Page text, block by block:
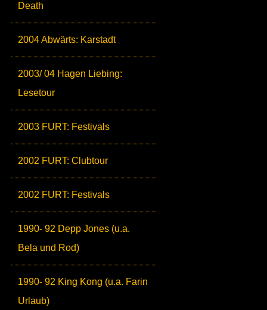
Death
2004 Abwärts: Karstadt
2003/ 04 Hagen Liebing:
Lesetour
2003 FURT: Festivals
2002 FURT: Clubtour
2002 FURT: Festivals
1990- 92 Depp Jones (u.a.
Bela und Rod)
1990- 92 King Kong (u.a. Farin
Urlaub)